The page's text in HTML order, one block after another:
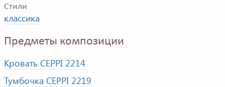
Стили
классика
Предметы композиции
Кровать CEPPI 2214
Тумбочка CEPPI 2219